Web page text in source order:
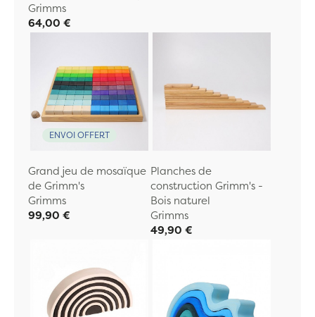
Grimms
64,00 €
ENVOI OFFERT
Grand jeu de mosaïque
de Grimm's
Grimms
99,90 €
Planches de
construction Grimm's -
Bois naturel
Grimms
49,90 €